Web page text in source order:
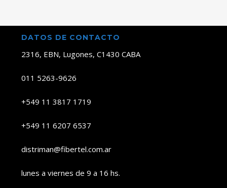
DATOS DE CONTACTO
2316, EBN, Lugones, C1430 CABA
011 5263-9626
+549 11 3817 1719
+549 11 6207 6537
distriman@fibertel.com.ar
lunes a viernes de 9 a 16 hs.